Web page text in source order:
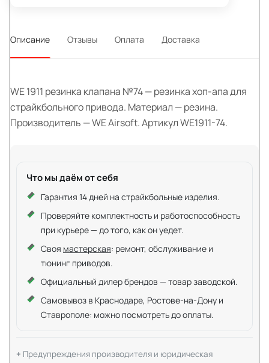
Описание Отзывы Оплата Доставка
WE 1911 резинка клапана №74 — резинка хоп-апа для
страйкбольного привода. Материал — резина.
Производитель — WE Airsoft. Артикул WE1911-74.
Что мы даём от себя
Гарантия 14 дней на страйкбольные изделия.
Проверяйте комплектность и работоспособность
при курьере — до того, как он уедет.
Своя мастерская: ремонт, обслуживание и
тюнинг приводов.
Официальный дилер брендов — товар заводской.
Самовывоз в Краснодаре, Ростове-на-Дону и
Ставрополе: можно посмотреть до оплаты.
Предупреждения производителя и юридическая